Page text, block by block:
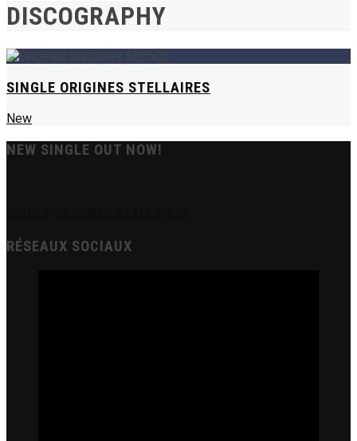
hit
DISCOGRAPHY
SINGLE ORIGINES STELLAIRES
New
NEW SINGLE OUT NOW!
RÉSEAUX SOCIAUX